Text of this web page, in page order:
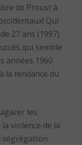
de Proust à
Qui
27 ans (1997)
qui semble
années 1960
la tendance du
les
violence de la
ségrégation